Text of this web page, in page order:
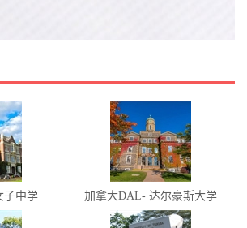
子中学 加拿大DAL- 达尔豪斯大学